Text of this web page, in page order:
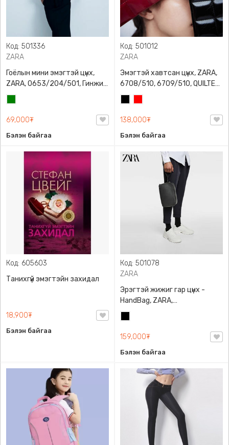
Код: 501336
ZARA
Гоёлын мини эмэгтэй цүнх,
ZARA, 0653/204/501, Гинжин
оосортой, Дотроо тольтой
69,000₮
Бэлэн байгаа
Код: 501012
ZARA
Эмэгтэй хавтсан цүнх, ZARA,
6708/510, 6709/510, QUILTED
CLUTCH BAGDETAILS, Лакан,
Гинжин оосортой
138,000₮
Бэлэн байгаа
Код: 605603
Танихгүй эмэгтэйн захидал
18,900₮
Бэлэн байгаа
Код: 501078
ZARA
Эрэгтэй жижиг гар цүнх -
HandBag, ZARA,
3720/005/040, PU арьс
159,000₮
Бэлэн байгаа